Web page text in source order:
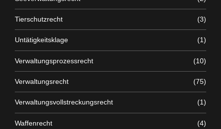
Tierschutzrecht (3)
Untätigkeitsklage (1)
Verwaltungsprozessrecht (10)
Verwaltungsrecht (75)
Verwaltungsvollstreckungsrecht (1)
Waffenrecht (4)